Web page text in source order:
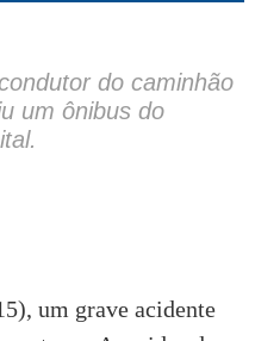
do caminhão
um ônibus do
um grave acidente